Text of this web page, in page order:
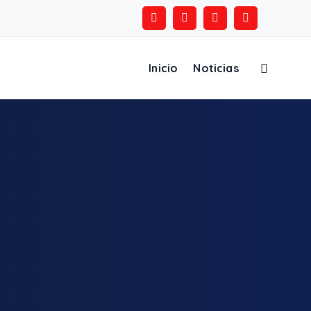
Inicio Noticias